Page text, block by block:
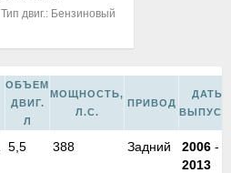
Тип двиг.: Бензиновый
ОБЪЕМ
ДВИГ.
Л
МОЩНОСТЬ,
Л.С.
ПРИВОД
ДАТЫ
5,5 388 Задний 2006 -
2013